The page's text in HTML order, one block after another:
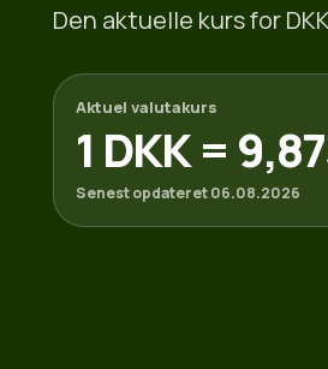
Den aktuelle kurs for
Aktuel valutakurs
1 DKK =
Senest opdateret 06.08.2026